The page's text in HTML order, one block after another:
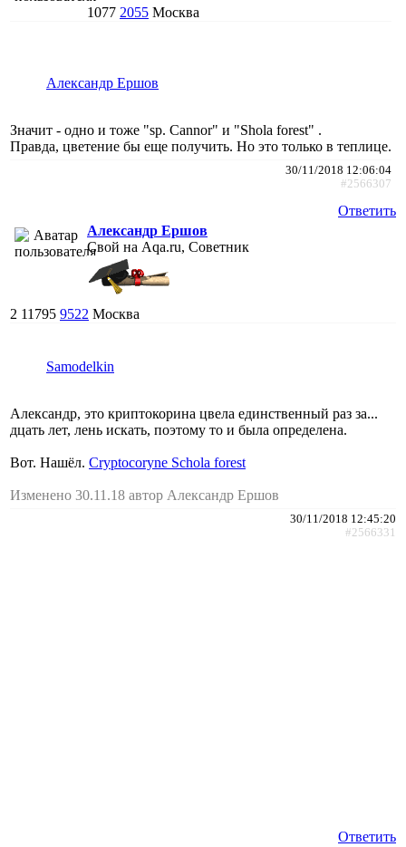
1077 2055 Москва
Александр Ершов
Значит - одно и тоже "sp. Cannor" и "Shola forest" .
Правда, цветение бы еще получить. Но это только в теплице.
30/11/2018 12:06:04
#2566307
Ответить
Александр Ершов
Свой на Aqa.ru, Советник
2 11795 9522 Москва
Samodelkin
Александр, это криптокорина цвела единственный раз за...
дцать лет, лень искать, поэтому то и была определена.
Вот. Нашёл. Cryptocoryne Schola forest
Изменено 30.11.18 автор Александр Ершов
30/11/2018 12:45:20
#2566331
Ответить